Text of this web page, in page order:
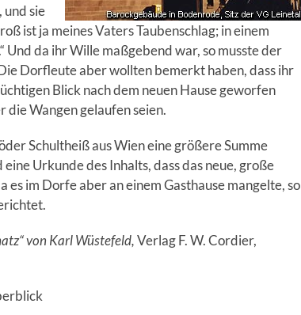
sie
ist ja meines Vaters Taubenschlag; in einem
Und da ihr Wille maßgebend war, so musste der
Dorfleute aber wollten bemerkt haben, dass ihr
Blick nach dem neuen Hause geworfen
die Wangen gelaufen seien.
Schultheiß aus Wien eine größere Summe
Urkunde des Inhalts, dass das neue, große
es im Dorfe aber an einem Gasthause mangelte, so
von Karl Wüstefeld,Verlag F. W. Cordier,